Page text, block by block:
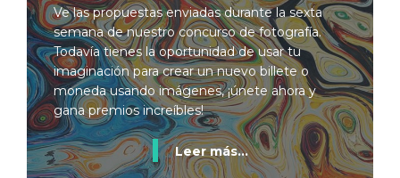
Ve las propuestas enviadas durante la sexta
semana de nuestro concurso de fotografía.
Todavía tienes la oportunidad de usar tu
imaginación para crear un nuevo billete o
moneda usando imágenes, ¡únete ahora y
gana premios increíbles!
Leer más...